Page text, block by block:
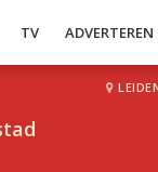
TV ADVERTEREN